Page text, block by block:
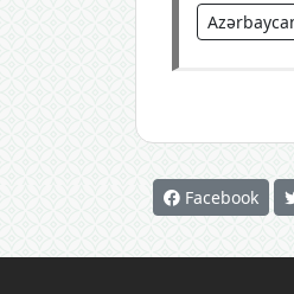
Facebook